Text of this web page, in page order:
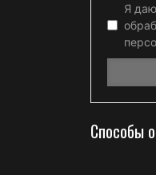
Я даю
Способы